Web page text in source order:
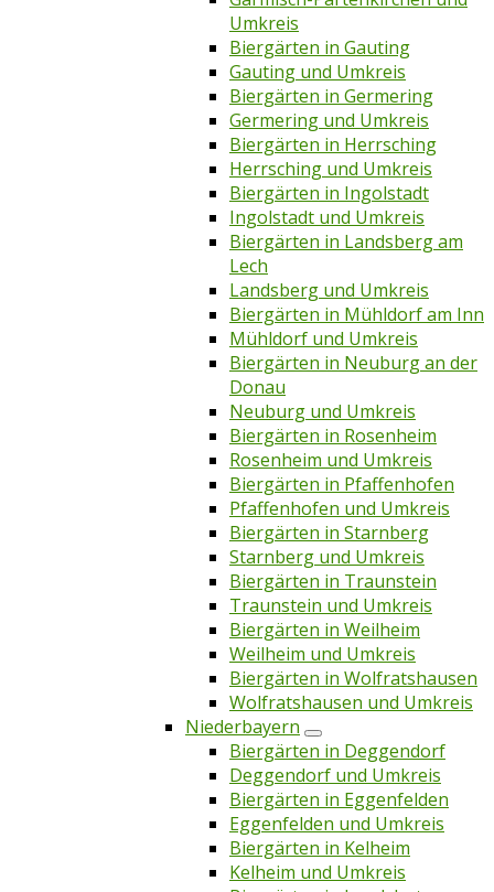
Umkreis
Biergärten in Gauting
Gauting und Umkreis
Biergärten in Germering
Germering und Umkreis
Biergärten in Herrsching
Herrsching und Umkreis
Biergärten in Ingolstadt
Ingolstadt und Umkreis
Biergärten in Landsberg am
Lech
Landsberg und Umkreis
Biergärten in Mühldorf am Inn
Mühldorf und Umkreis
Biergärten in Neuburg an der
Donau
Neuburg und Umkreis
Biergärten in Rosenheim
Rosenheim und Umkreis
Biergärten in Pfaffenhofen
Pfaffenhofen und Umkreis
Biergärten in Starnberg
Starnberg und Umkreis
Biergärten in Traunstein
Traunstein und Umkreis
Biergärten in Weilheim
Weilheim und Umkreis
Biergärten in Wolfratshausen
Wolfratshausen und Umkreis
Niederbayern
Biergärten in Deggendorf
Deggendorf und Umkreis
Biergärten in Eggenfelden
Eggenfelden und Umkreis
Biergärten in Kelheim
Kelheim und Umkreis